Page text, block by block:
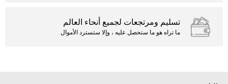
تسليم ومرتجعات لجميع أنحاء العالم
ما تراه هو ما ستحصل عليه ، وإلا ستسترد الأموال